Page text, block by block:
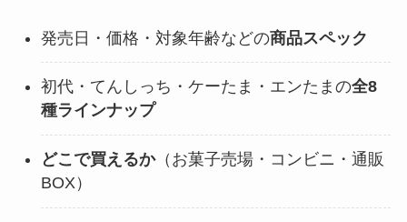
発売日・価格・対象年齢などの商品スペック
初代・てんしっち・ケーたま・エンたまの全8
種ラインナップ
どこで買えるか（お菓子売場・コンビニ・通販
BOX）